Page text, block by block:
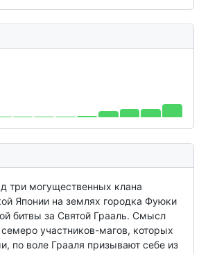
три могущественных клана
Японии на землях городка Фуюки
битвы за Святой Грааль. Смысл
участников-магов, которых
по воле Грааля призывают себе из